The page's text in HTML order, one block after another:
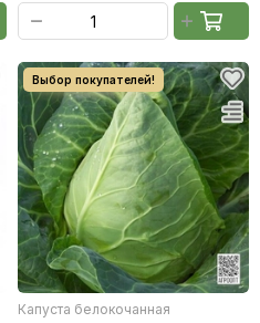
Капуста белокочанная